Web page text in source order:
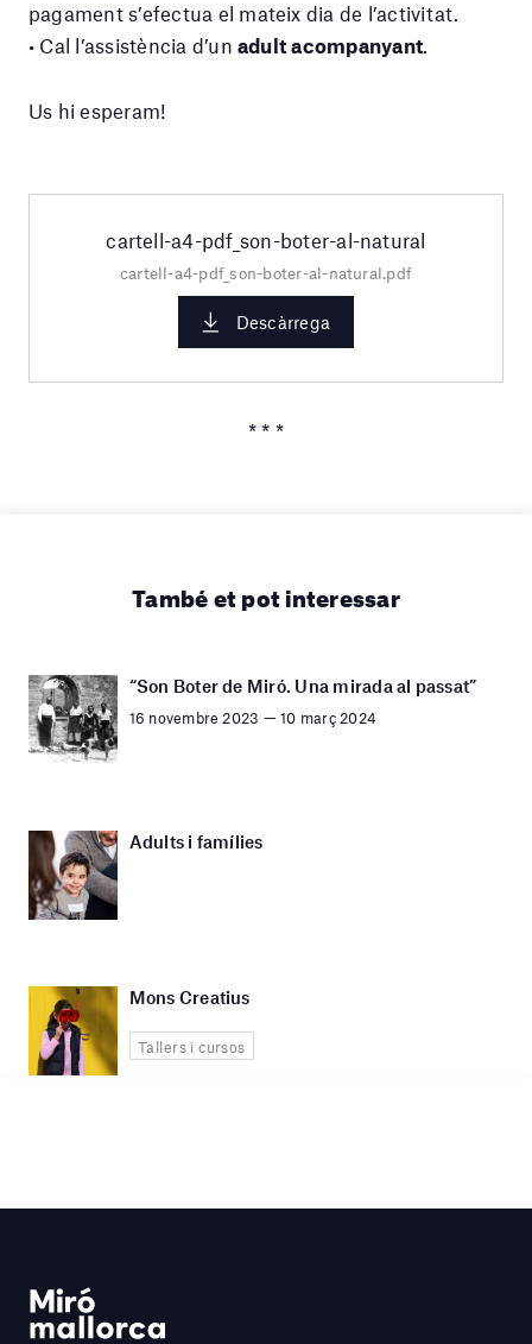
pagament s’efectua el mateix dia de l’activitat.
• Cal l’assistència d’un adult acompanyant.
Us hi esperam!
cartell-a4-pdf_son-boter-al-natural
cartell-a4-pdf_son-boter-al-natural.pdf
Descàrrega
* * *
També et pot interessar
“Son Boter de Miró. Una mirada al passat”
16 novembre 2023 — 10 març 2024
Adults i famílies
Mons Creatius
Tallers i cursos